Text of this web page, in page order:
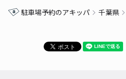
「最大級の警戒」が必要です。住吉
からの生活道路が多く道幅が狭いう
とすると状況は一変します！春の「
駐車場予約のアキッパ 千葉県